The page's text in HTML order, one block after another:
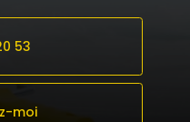
53
moi